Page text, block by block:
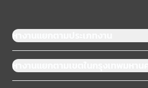
หางานแยกตามประเภทงาน
หางานแยกตามเขตในกรุงเทพมหานคร